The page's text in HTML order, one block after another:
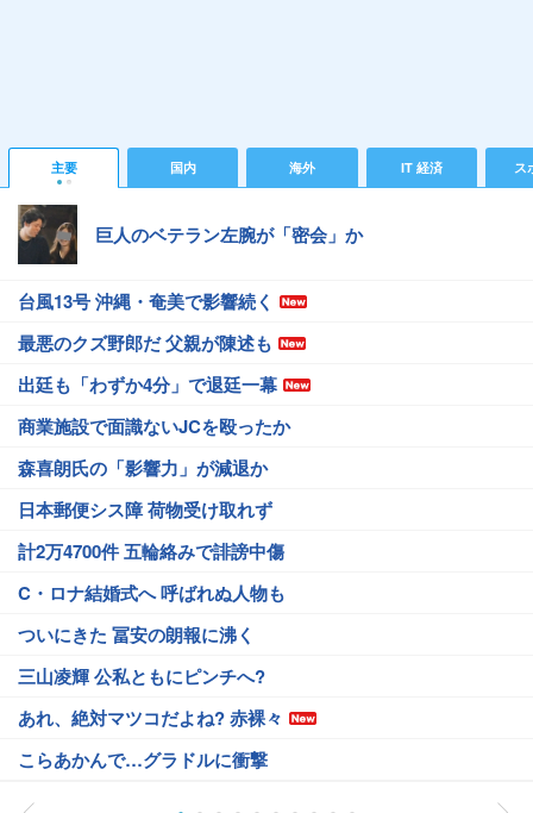
主要 国内 海外 IT 経済 ス
巨人のベテラン左腕が「密会」か
台風13号 沖縄・奄美で影響続く
最悪のクズ野郎だ 父親が陳述も
出廷も「わずか4分」で退廷一幕
商業施設で面識ないJCを殴ったか
森喜朗氏の「影響力」が減退か
日本郵便シス障 荷物受け取れず
計2万4700件 五輪絡みで誹謗中傷
C・ロナ結婚式へ 呼ばれぬ人物も
ついにきた 冨安の朗報に沸く
三山凌輝 公私ともにピンチへ?
あれ、絶対マツコだよね? 赤裸々
こらあかんで…グラドルに衝撃